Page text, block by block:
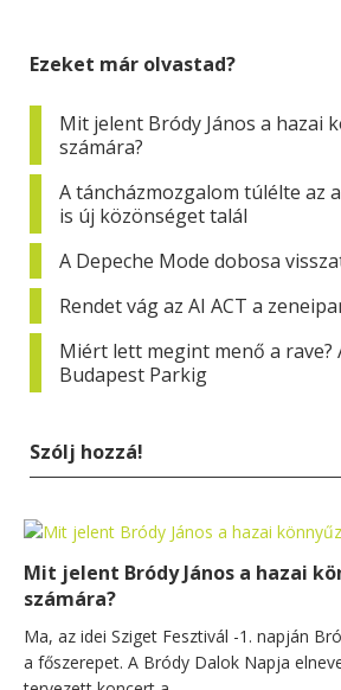
Ezeket már olvastad?
Mit jelent Bródy János a hazai
számára?
A táncházmozgalom túlélte az
is új közönséget talál
A Depeche Mode dobosa
Rendet vág az AI ACT a
Miért lett megint menő a rave?
Budapest Parkig
Szólj hozzá!
Mit jelent Bródy János a hazai
számára?
Ma, az idei Sziget Fesztivál -1. napján
a főszerepet. A Bródy Dalok Napja